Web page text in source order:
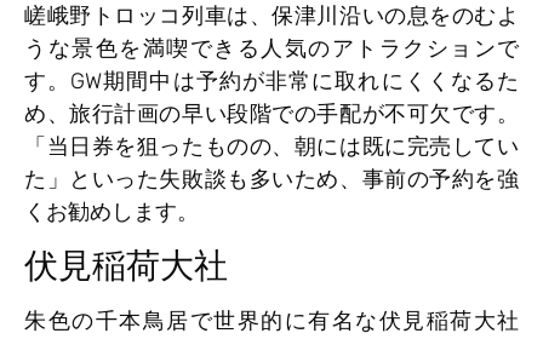
嵯峨野トロッコ列車は、保津川沿いの息をのむよ
うな景色を満喫できる人気のアトラクションで
す。GW期間中は予約が非常に取れにくくなるた
め、旅行計画の早い段階での手配が不可欠です。
「当日券を狙ったものの、朝には既に完売してい
た」といった失敗談も多いため、事前の予約を強
くお勧めします。
伏見稲荷大社
朱色の千本鳥居で世界的に有名な伏見稲荷大社